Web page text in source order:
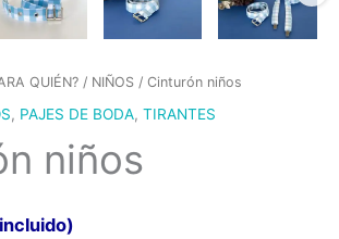
QUIÉN? / NIÑOS / Cinturón niños
, PAJES DE BODA, TIRANTES
niños